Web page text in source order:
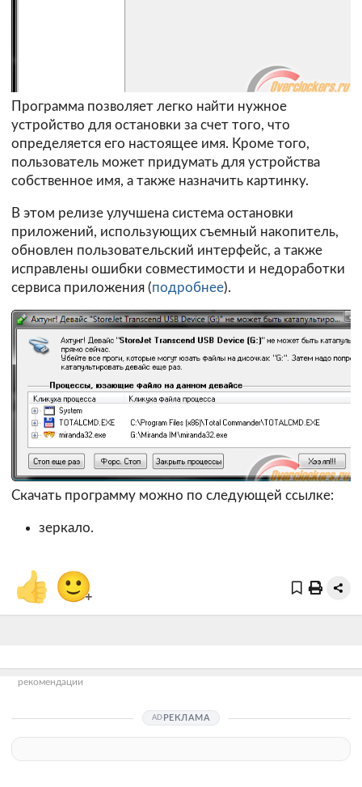
Программа позволяет легко найти нужное
устройство для остановки за счет того, что
определяется его настоящее имя. Кроме того,
пользователь может придумать для устройства
собственное имя, а также назначить картинку.
В этом релизе улучшена система остановки
приложений, использующих съемный накопитель,
обновлен пользовательский интерфейс, а также
исправлены ошибки совместимости и недоработки
сервиса приложения (подробнее).
Скачать программу можно по следующей ссылке:
зеркало.
👍 🙂
+
рекомендации
РЕКЛАМА